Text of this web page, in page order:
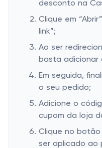
desconto na
Clique em
link”;
Ao ser
basta adicionar
Em seguida,
o seu pedido;
Adicione o
cupom da loja
Clique no botão
ser aplicado ao